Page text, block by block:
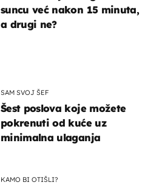
suncu već nakon 15 minuta,
a drugi ne?
SAM SVOJ ŠEF
Šest poslova koje možete
pokrenuti od kuće uz
minimalna ulaganja
KAMO BI OTIŠLI?